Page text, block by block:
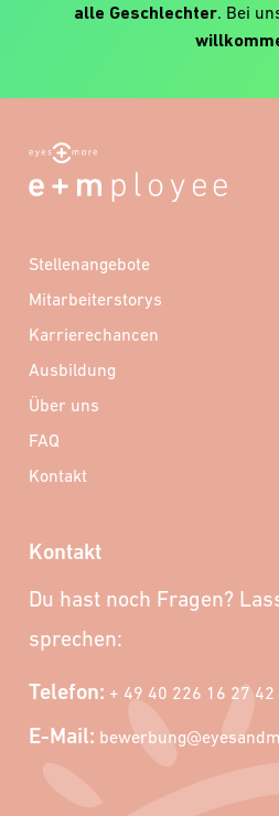
alle Geschlechter. Bei
Stellenangebote
Mitarbeiterstorys
Karrierechancen
Ausbildung
Über uns
FAQ
Kontakt
Kontakt
Du hast noch Fragen?
sprechen:
Telefon: + 49 40 226 16 27 42
E-Mail: